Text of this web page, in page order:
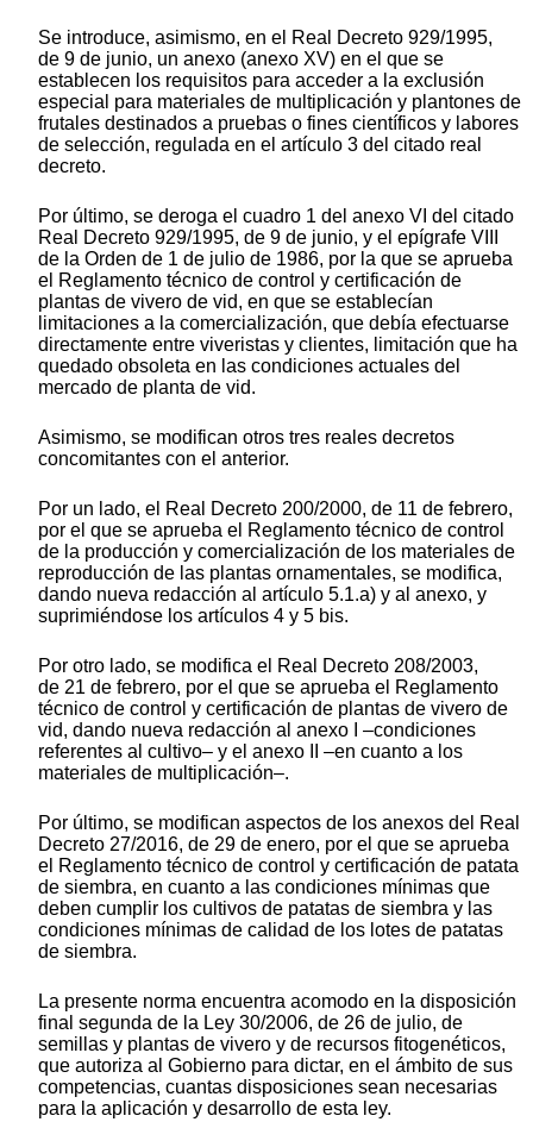
Se introduce, asimismo, en el Real Decreto 929/1995,
de 9 de junio, un anexo (anexo XV) en el que se
establecen los requisitos para acceder a la exclusión
especial para materiales de multiplicación y plantones de
frutales destinados a pruebas o fines científicos y labores
de selección, regulada en el artículo 3 del citado real
decreto.
Por último, se deroga el cuadro 1 del anexo VI del citado
Real Decreto 929/1995, de 9 de junio, y el epígrafe VIII
de la Orden de 1 de julio de 1986, por la que se aprueba
el Reglamento técnico de control y certificación de
plantas de vivero de vid, en que se establecían
limitaciones a la comercialización, que debía efectuarse
directamente entre viveristas y clientes, limitación que ha
quedado obsoleta en las condiciones actuales del
mercado de planta de vid.
Asimismo, se modifican otros tres reales decretos
concomitantes con el anterior.
Por un lado, el Real Decreto 200/2000, de 11 de febrero,
por el que se aprueba el Reglamento técnico de control
de la producción y comercialización de los materiales de
reproducción de las plantas ornamentales, se modifica,
dando nueva redacción al artículo 5.1.a) y al anexo, y
suprimiéndose los artículos 4 y 5 bis.
Por otro lado, se modifica el Real Decreto 208/2003,
de 21 de febrero, por el que se aprueba el Reglamento
técnico de control y certificación de plantas de vivero de
vid, dando nueva redacción al anexo I –condiciones
referentes al cultivo– y el anexo II –en cuanto a los
materiales de multiplicación–.
Por último, se modifican aspectos de los anexos del Real
Decreto 27/2016, de 29 de enero, por el que se aprueba
el Reglamento técnico de control y certificación de patata
de siembra, en cuanto a las condiciones mínimas que
deben cumplir los cultivos de patatas de siembra y las
condiciones mínimas de calidad de los lotes de patatas
de siembra.
La presente norma encuentra acomodo en la disposición
final segunda de la Ley 30/2006, de 26 de julio, de
semillas y plantas de vivero y de recursos fitogenéticos,
que autoriza al Gobierno para dictar, en el ámbito de sus
competencias, cuantas disposiciones sean necesarias
para la aplicación y desarrollo de esta ley.